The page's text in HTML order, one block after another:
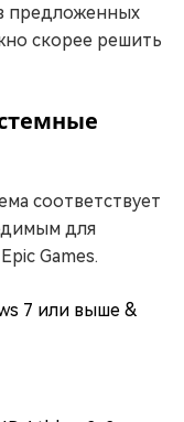
предложенных
скорее решить
соответствует
для
Games.
7 или выше &